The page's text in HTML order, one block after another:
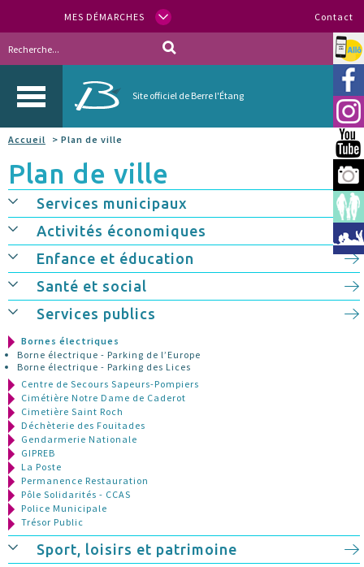
MES DÉMARCHES Contact
Site officiel de Berre l'Étang
Allo
Accueil > Plan de ville
Plan de ville
Services municipaux
Activités économiques
Enfance et éducation
Santé et social
Services publics
Bornes électriques
Borne électrique - Parking de l’Europe
Borne électrique - Parking des Lices
Centre de Secours Sapeurs-Pompiers
Cimétière Notre Dame de Caderot
Cimetière Saint Roch
Déchèterie des Fouitades
Gendarmerie Nationale
GIPREB
La Poste
Permanence Restauration
Pôle Solidarités - CCAS
Police Municipale
Trésor Public
Sport, loisirs et patrimoine